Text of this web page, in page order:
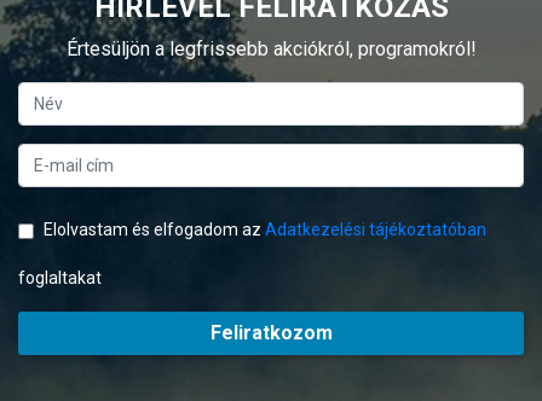
HÍRLEVÉL FELIRATKOZÁS
Értesüljön a legfrissebb akciókról, programokról!
Elolvastam és elfogadom az Adatkezelési tájékoztatóban
foglaltakat
Feliratkozom